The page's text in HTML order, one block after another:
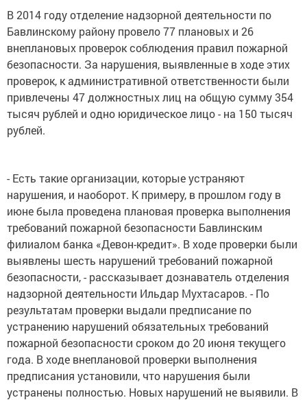
В 2014 году отделение надзорной деятельности по
Бавлинскому району провело 77 плановых и 26
внеплановых проверок соблюдения правил пожарной
безопасности. За нарушения, выявленные в ходе этих
проверок, к административной ответственности были
привлечены 47 должностных лиц на общую сумму 354
тысяч рублей и одно юридическое лицо - на 150 тысяч
рублей.
- Есть такие организации, которые устраняют
нарушения, и наоборот. К примеру, в прошлом году в
июне была проведена плановая проверка выполнения
требований пожарной безопасности Бавлинским
филиалом банка «Девон-кредит». В ходе проверки были
выявлены шесть нарушений требований пожарной
безопасности, - рассказывает дознаватель отделения
надзорной деятельности Ильдар Мухтасаров. - По
результатам проверки выдали предписание по
устранению нарушений обязательных требований
пожарной безопасности сроком до 20 июня текущего
года. В ходе внеплановой проверки выполнения
предписания установили, что нарушения были
устранены полностью. Новых нарушений не выявили. В